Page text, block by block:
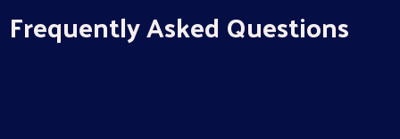
Frequently Asked Questions